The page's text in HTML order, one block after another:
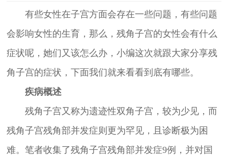
有些女性在子宫方面会存在一些问题，有些问题
会影响女性的生育，那么，残角子宫的女性会有什么
症状呢，她们又该怎么办，小编这次就跟大家分享残
角子宫的症状，下面我们就来看看到底有哪些。
疾病概述
残角子宫又称为遗迹性双角子宫，较为少见，而
残角子宫残角部并发症则更为罕见，且诊断极为困
难。笔者收集了残角子宫残角部并发症9例，并对国